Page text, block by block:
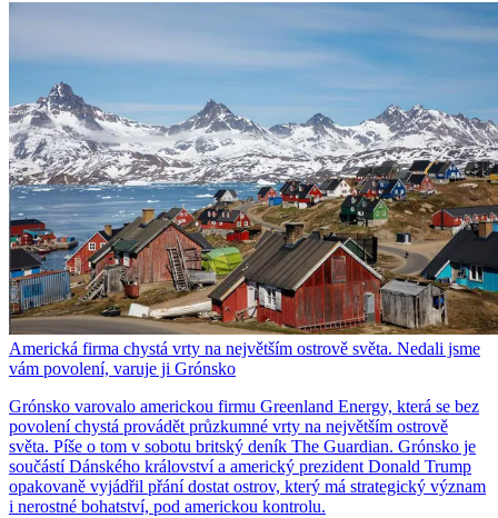
Americká firma chystá vrty na největším ostrově světa. Nedali jsme
vám povolení, varuje ji Grónsko
Grónsko varovalo americkou firmu Greenland Energy, která se bez
povolení chystá provádět průzkumné vrty na největším ostrově
světa. Píše o tom v sobotu britský deník The Guardian. Grónsko je
součástí Dánského království a americký prezident Donald Trump
opakovaně vyjádřil přání dostat ostrov, který má strategický význam
i nerostné bohatství, pod americkou kontrolu.